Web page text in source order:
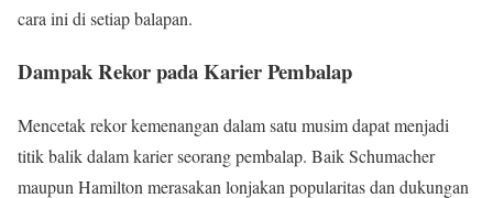
cara ini di setiap balapan.
Dampak Rekor pada Karier Pembalap
Mencetak rekor kemenangan dalam satu musim dapat menjadi
titik balik dalam karier seorang pembalap. Baik Schumacher
maupun Hamilton merasakan lonjakan popularitas dan dukungan